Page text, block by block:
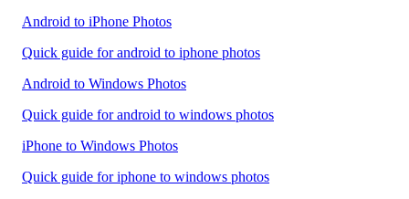
Android to iPhone Photos
Quick guide for android to iphone photos
Android to Windows Photos
Quick guide for android to windows photos
iPhone to Windows Photos
Quick guide for iphone to windows photos